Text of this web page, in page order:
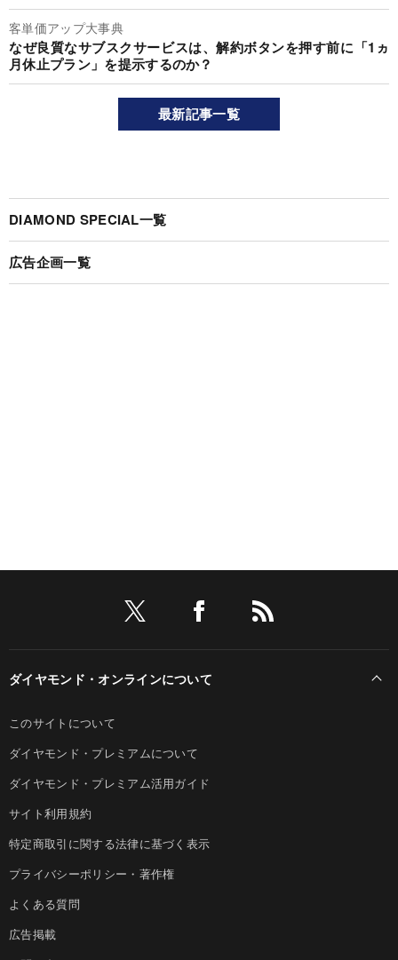
客単価アップ大事典
なぜ良質なサブスクサービスは、解約ボタンを押す前に「1ヵ
月休止プラン」を提示するのか？
最新記事一覧
DIAMOND SPECIAL一覧
広告企画一覧
ダイヤモンド・オンラインについて
このサイトについて
ダイヤモンド・プレミアムについて
ダイヤモンド・プレミアム活用ガイド
サイト利用規約
特定商取引に関する法律に基づく表示
プライバシーポリシー・著作権
よくある質問
広告掲載